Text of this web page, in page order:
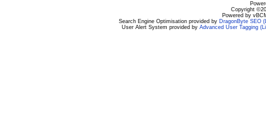
Copyright
Powered by
Search Engine Optimisation provided by DragonByte SEO
User Alert System provided by Advanced User Tagging